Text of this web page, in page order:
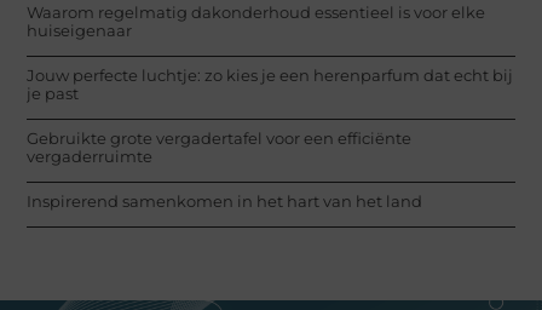
Waarom regelmatig dakonderhoud essentieel is voor elke
huiseigenaar
Jouw perfecte luchtje: zo kies je een herenparfum dat echt bij
je past
Gebruikte grote vergadertafel voor een efficiënte
vergaderruimte
Inspirerend samenkomen in het hart van het land